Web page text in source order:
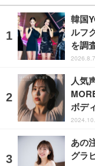
韓国
ルフ
を調
人気
ボデ
あの
グラ